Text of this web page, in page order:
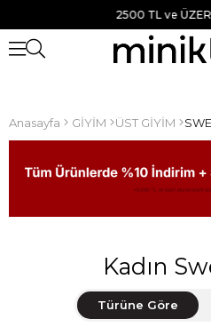
2500 TL ve ÜZERİ
Anasayfa GİYİM ÜST GİYİM
Kadın
Türüne Göre